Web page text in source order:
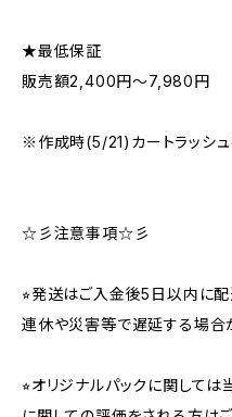
★最低保証
販売額2,400円〜7,980円
※作成時(5/21)カートラッシ
☆彡注意事項☆彡
⭐︎発送はご入金後5日以内に
連休や災害等で遅延する場合
⭐︎オリジナルパックに関して